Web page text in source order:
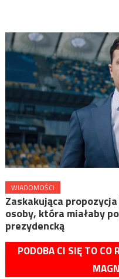
WIADOMOŚCI
Zaskakująca
osoby, która miałaby
prezydencką
PODOBA CI SIĘ TO CO